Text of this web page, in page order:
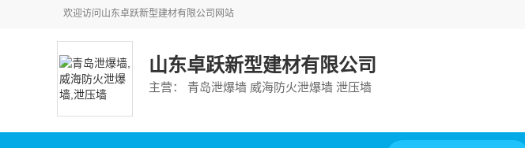
欢迎访问 山东卓跃新型建材有限公司 网站
山东卓跃新型建材有限公司
主营： 青岛泄爆墙 威海防火泄爆墙 泄压墙